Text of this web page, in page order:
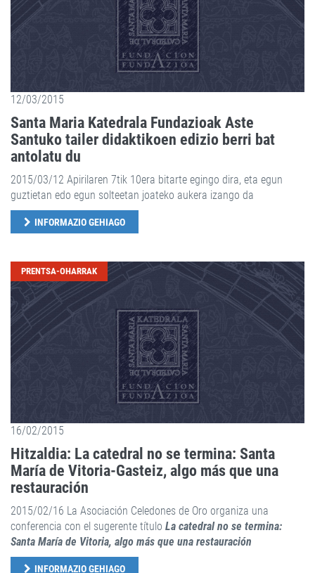
12/03/2015
Santa Maria Katedrala Fundazioak Aste
Santuko tailer didaktikoen edizio berri bat
antolatu du
2015/03/12 Apirilaren 7tik 10era bitarte egingo dira, eta egun
guztietan edo egun solteetan joateko aukera izango da
INFORMAZIO GEHIAGO
PRENTSA-OHARRAK
16/02/2015
Hitzaldia: La catedral no se termina: Santa
María de Vitoria-Gasteiz, algo más que una
restauración
2015/02/16 La Asociación Celedones de Oro organiza una
conferencia con el sugerente título La catedral no se termina:
Santa María de Vitoria, algo más que una restauración
INFORMAZIO GEHIAGO